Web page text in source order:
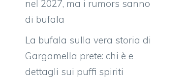
nel 2027, ma i rumors sanno
di bufala
La bufala sulla vera storia di
Gargamella prete: chi è e
dettagli sui puffi spiriti